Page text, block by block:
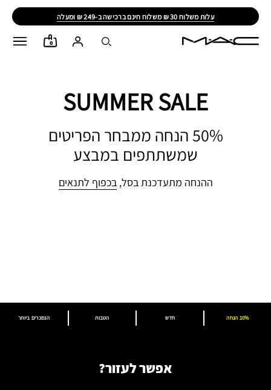
עלות משלוח 30 ₪ משלוח חינם ברכישה ב-249 ₪ ומעלה
0
SUMMER SALE
50% הנחה ממבחר הפריטים
שמשתתפים במבצע
ההנחה מתעדכנת בסל,בכפוף לתנאים
הנמכרים ביותר הטבות חדש 10% הנחה
אפשר לעזור?